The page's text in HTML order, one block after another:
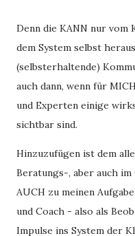
Denn die KANN nur vom
dem System selbst
(selbsterhaltende)
auch dann, wenn für
und Experten einige
sichtbar sind.
Hinzuzufügen ist dem
Beratungs-, aber auch
AUCH zu meinen
und Coach - also als
Impulse ins System der